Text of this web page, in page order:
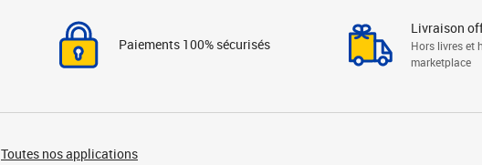
Paiements 100% sécurisés
Livraison
Hors livres et
marketplace
Toutes nos applications